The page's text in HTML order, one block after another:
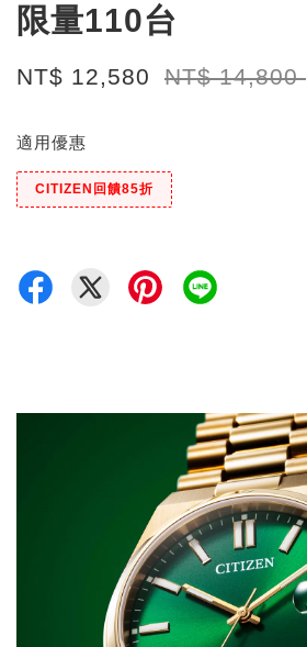
限量110台
NT$ 12,580 NT$ 14,800
適用優惠
CITIZEN回饋85折